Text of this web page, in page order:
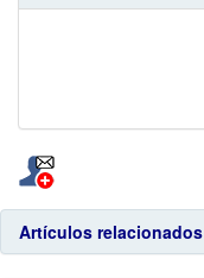
Artículos relacionados